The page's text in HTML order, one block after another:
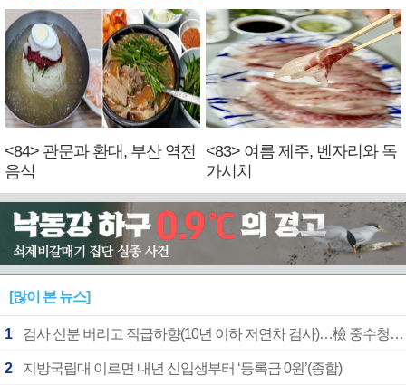
<84> 관문과 환대, 부산 역전
음식
<83> 여름 제주, 벤자리와 독
가시치
[많이 본 뉴스]
1 검사 신분 버리고 직급하향(10년 이하 저연차 검사)…檢 중수청행 기피
2 지방국립대 이르면 내년 신입생부터 ‘등록금 0원’(종합)